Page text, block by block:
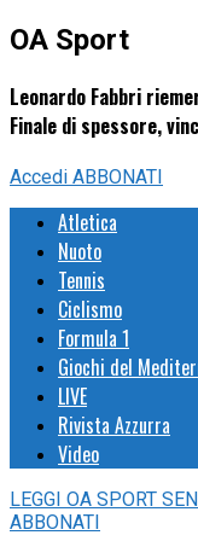
OA Sport
Leonardo Fabbri
Finale di spessore,
Accedi ABBONATI
Atletica
Nuoto
Tennis
Ciclismo
Formula 1
Giochi del
LIVE
Rivista Azzurra
Video
LEGGI OA SPORT
ABBONATI